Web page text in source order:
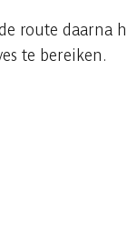
route daarna
te bereiken.